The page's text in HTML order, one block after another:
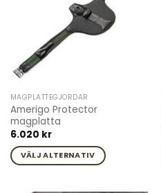
MAGPLATTEGJORDAR
Amerigo Protector
magplatta
6.020 kr
VÄLJ ALTERNATIV